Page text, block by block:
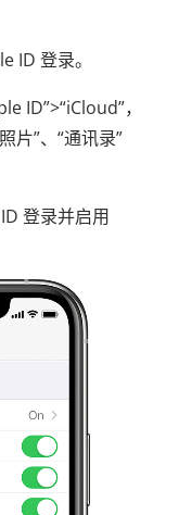
ID 登录。
ID”>“iCloud”，
片”、“通讯录”
登录并启用